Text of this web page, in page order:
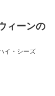
ィーンの
イ・シーズ